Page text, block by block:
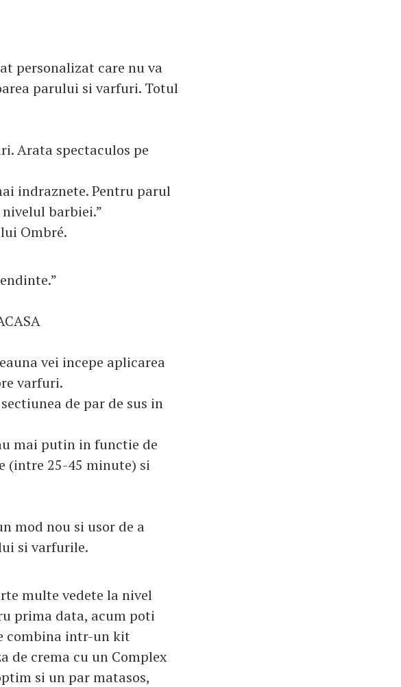
personalizat care nu va
parului si varfuri. Totul
Arata spectaculos pe
indraznete. Pentru parul
barbiei.”
Ombré.
vei incepe aplicarea
varfuri.
de par de sus in
mai putin in functie de
(intre 25-45 minute) si
mod nou si usor de a
si varfurile.
multe vedete la nivel
prima data, acum poti
combina intr-un kit
de crema cu un Complex
si un par matasos,